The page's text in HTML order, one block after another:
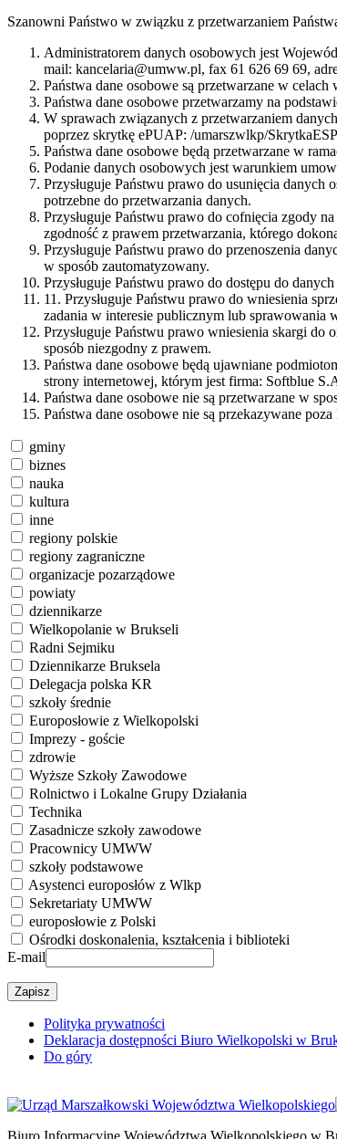
Szanowni Państwo w związku z przetwarzaniem
Administratorem danych osobowych jest
mail: kancelaria@umww.pl, fax 61 626 69 69,
Państwa dane osobowe są przetwarzane w
Państwa dane osobowe przetwarzamy na
W sprawach związanych z przetwarzaniem
poprzez skrytkę ePUAP: /umarszwlkp/
Państwa dane osobowe będą przetwarzane w
Podanie danych osobowych jest warunkiem
Przysługuje Państwu prawo do usunięcia
potrzebne do przetwarzania danych.
Przysługuje Państwu prawo do cofnięcia zgody
zgodność z prawem przetwarzania, którego
Przysługuje Państwu prawo do przenoszenia
w sposób zautomatyzowany.
Przysługuje Państwu prawo do dostępu do
11. Przysługuje Państwu prawo do wniesienia
zadania w interesie publicznym lub sprawowania
Przysługuje Państwu prawo wniesienia skargi
sposób niezgodny z prawem.
Państwa dane osobowe będą ujawniane
strony internetowej, którym jest firma: Softblue
Państwa dane osobowe nie są przetwarzane w
Państwa dane osobowe nie są przekazywane
gminy
biznes
nauka
kultura
inne
regiony polskie
regiony zagraniczne
organizacje pozarządowe
powiaty
dziennikarze
Wielkopolanie w Brukseli
Radni Sejmiku
Dziennikarze Bruksela
Delegacja polska KR
szkoły średnie
Europosłowie z Wielkopolski
Imprezy - goście
zdrowie
Wyższe Szkoły Zawodowe
Rolnictwo i Lokalne Grupy Działania
Technika
Zasadnicze szkoły zawodowe
Pracownicy UMWW
szkoły podstawowe
Asystenci europosłów z Wlkp
Sekretariaty UMWW
europosłowie z Polski
Ośrodki doskonalenia, kształcenia i biblioteki
E-mail
Polityka prywatności
Deklaracja dostępności Biuro Wielkopolski w
Do góry
Biuro Informacyjne Województwa Wielkopolskiego w